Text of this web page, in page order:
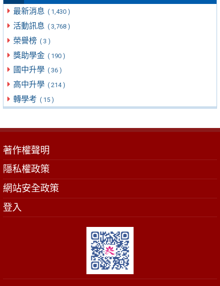
最新消息 ( 1,430 )
活動訊息 ( 3,768 )
榮譽榜 ( 3 )
獎助學金 ( 190 )
國中升學 ( 36 )
高中升學 ( 214 )
轉學考 ( 15 )
著作權聲明
隱私權政策
網站安全政策
登入